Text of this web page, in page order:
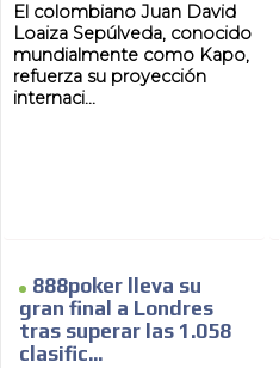
El colombiano Juan David
Loaiza Sepúlveda, conocido
mundialmente como Kapo,
refuerza su proyección
internaci...
888poker lleva su
gran final a Londres
tras superar las 1.058
clasific...